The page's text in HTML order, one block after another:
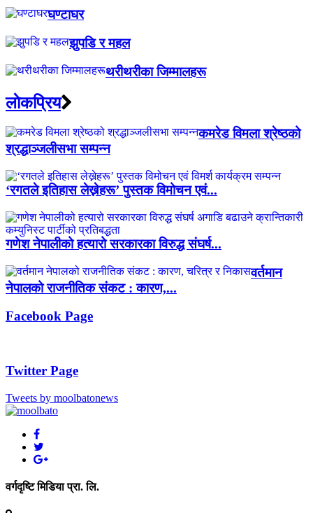
घण्टाघर
झुपडि र महल
थरीथरीका जिम्मालहरू
लाेकप्रिय
कमरेड विमला श्रेष्ठको
श्रद्धाञ्जलीसभा सम्पन्न
‘रगतले इतिहास लेख्नेहरू’ पुस्तक विमोचन एवं...
गणेश नेपालीको हत्यारो सरकारका विरुद्ध संघर्ष...
वर्तमान
नेपालको राजनीतिक संकट : कारण,...
Facebook Page
Twitter Page
Tweets by moolbatonews
वर्गदृष्टि मिडिया प्रा. लि.